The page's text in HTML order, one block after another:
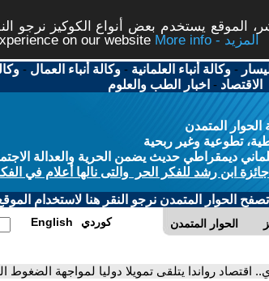
الموقع يستخدم بعض أنواع الكوكيز نرجو
on our website
More info - المزيد
-وكالة أنباء العلمانية -وكالة أنباء العمال -
الاقتصاد - اخبار الطب والعلوم
المتمدن
تطوعية وغير ربحية
ديمقراطي حديث يضمن الحرية والعدالة
ابن رشد للفكر الحر والتى نالها أعلام في
الحوار المتمدن نرجو النقر هنا لاستخدام
الحوار المتمدن English كوردي
اقتصاد رواندا يتلقى تمويلا دوليا لمواجهة الضغوط